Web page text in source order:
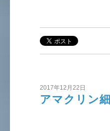
2017年12月22日
アマクリン